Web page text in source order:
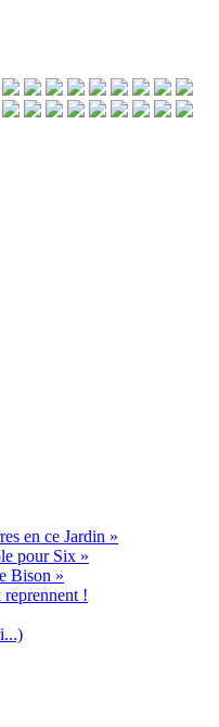
en ce Jardin »
pour Six »
Bison »
!